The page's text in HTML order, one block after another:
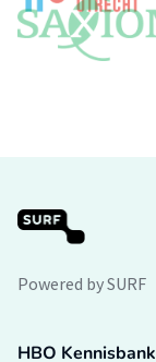
Powered by SURF
HBO Kennisbank